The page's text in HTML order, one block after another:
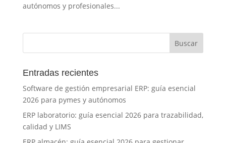
autónomos y profesionales...
Entradas recientes
Software de gestión empresarial ERP: guía esencial
2026 para pymes y autónomos
ERP laboratorio: guía esencial 2026 para trazabilidad,
calidad y LIMS